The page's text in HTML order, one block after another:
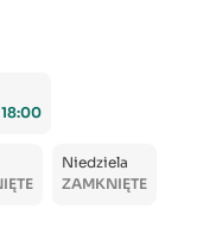
Niedziela
ZAMKNIĘTE